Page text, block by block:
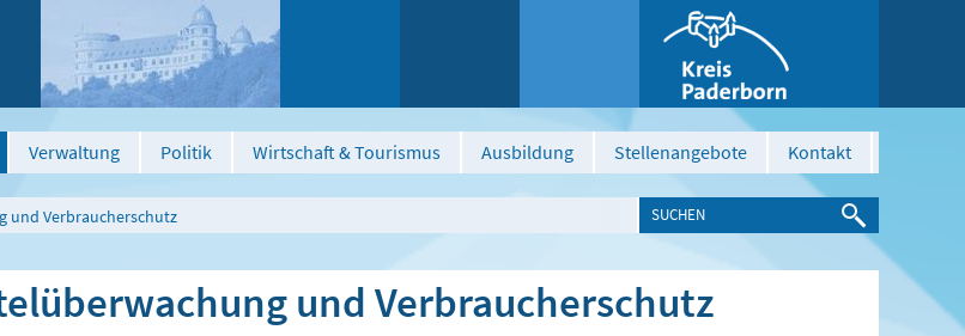
Verwaltung Politik Wirtschaft & Tourismus Ausbildung Stellenangebote Kontakt
und Verbraucherschutz
und Verbraucherschutz